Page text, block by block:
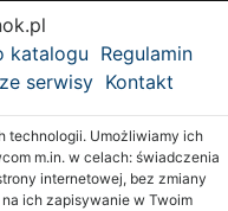
katalogu Regulamin
serwisy Kontakt
technologii. Umożliwiamy ich
m.in. w celach: świadczenia
internetowej, bez zmiany
ich zapisywanie w Twoim